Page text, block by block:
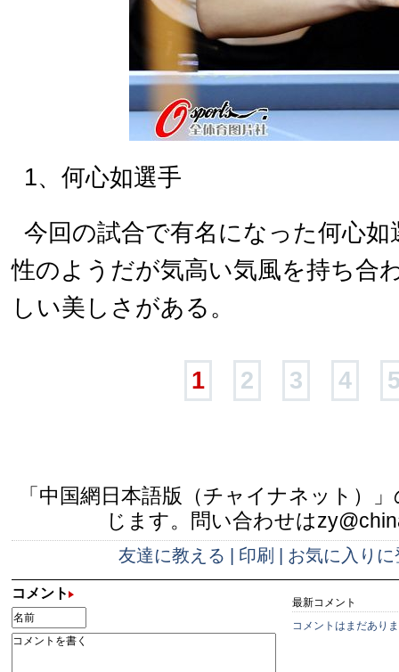
1、何心如選手
今回の試合で有名になった何心如
性のようだが気高い気風を持ち合
しい美しさがある。
1 2 3 4
「中国網日本語版（チャイナネット）
じます。問い合わせは
友達に教える 印刷 お気に入りに
コメント
最新コメント
コメントはまだあり